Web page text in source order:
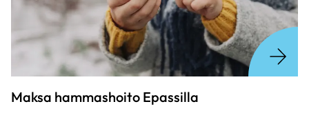
Maksa hammashoito Epassilla